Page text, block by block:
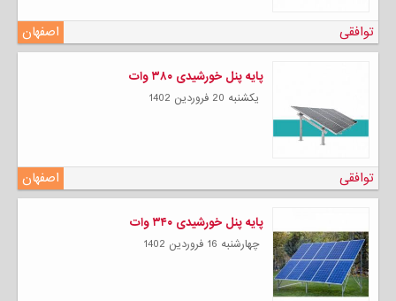
اصفهان توافقی
پایه پنل خورشیدی ۳۸۰ وات
يكشنبه 20 فروردين 1402
اصفهان توافقی
پایه پنل خورشیدی ۳۴۰ وات
چهارشنبه 16 فروردين 1402